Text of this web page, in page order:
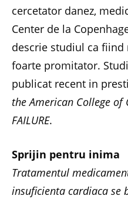
cercetator danez,
Center de la
descrie studiul ca fiind
foarte promitator.
publicat recent in
the American College of
FAILURE.
Sprijin pentru inima
Tratamentul
insuficienta cardiaca se